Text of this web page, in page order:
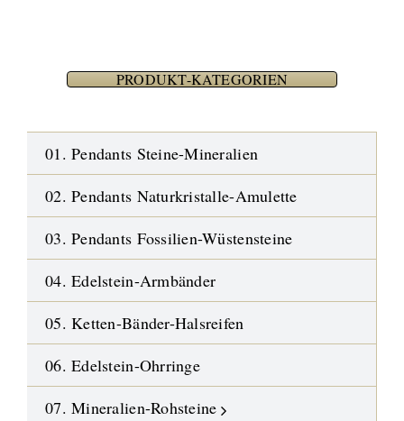
PRODUKT-KATEGORIEN
01. Pendants Steine-Mineralien
02. Pendants Naturkristalle-Amulette
03. Pendants Fossilien-Wüstensteine
04. Edelstein-Armbänder
05. Ketten-Bänder-Halsreifen
06. Edelstein-Ohrringe
07. Mineralien-Rohsteine